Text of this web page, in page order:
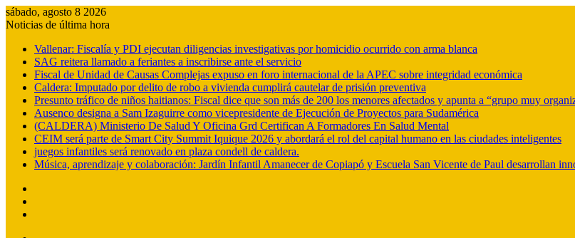
sábado, agosto 8 2026
Noticias de última hora
Vallenar: Fiscalía y PDI ejecutan diligencias investigativas por homicidio ocurrido con arma blanca
SAG reitera llamado a feriantes a inscribirse ante el servicio
Fiscal de Unidad de Causas Complejas expuso en foro internacional de la APEC sobre integridad económica
Caldera: Imputado por delito de robo a vivienda cumplirá cautelar de prisión preventiva
Presunto tráfico de niños haitianos: Fiscal dice que son más de 200 los menores afectados y apunta a “grupo muy
Ausenco designa a Sam Izaguirre como vicepresidente de Ejecución de Proyectos para Sudamérica
(CALDERA) Ministerio De Salud Y Oficina Grd Certifican A Formadores En Salud Mental
CEIM será parte de Smart City Summit Iquique 2026 y abordará el rol del capital humano en las ciudades inteligentes
juegos infantiles será renovado en plaza condell de caldera.
Música, aprendizaje y colaboración: Jardín Infantil Amanecer de Copiapó y Escuela San Vicente de Paul desarrollan